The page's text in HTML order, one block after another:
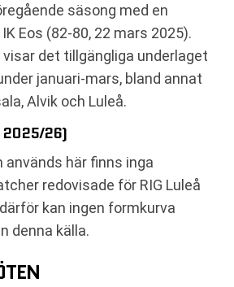
säsong med en
Eos (82-80, 22 mars 2025).
det tillgängliga underlaget
januari-mars, bland annat
Alvik och Luleå.
2025/26)
används här finns inga
redovisade för RIG Luleå
kan ingen formkurva
denna källa.